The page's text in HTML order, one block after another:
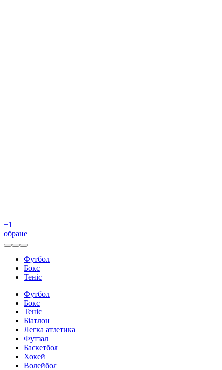
+1
обране
Футбол
Бокс
Теніс
Футбол
Бокс
Теніс
Біатлон
Легка атлетика
Футзал
Баскетбол
Хокей
Волейбол